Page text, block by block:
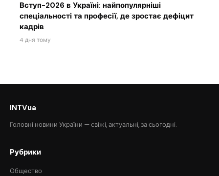
Вступ-2026 в Україні: найпопулярніші
спеціальності та професії, де зростає дефіцит
кадрів
4 дня тому
INTVua
Головні новини України — свіжі, актуальні, за сьогодні.
Рубрики
Общество